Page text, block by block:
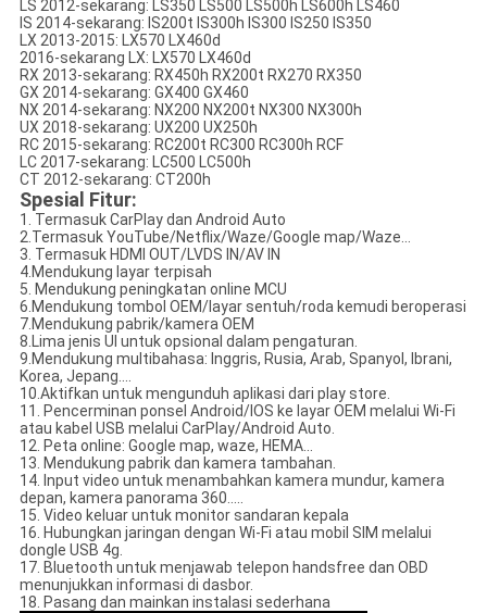
LS 2012-sekarang: LS350 LS500 LS500h LS600h LS460
IS 2014-sekarang: IS200t IS300h IS300 IS250 IS350
LX 2013-2015: LX570 LX460d
2016-sekarang LX: LX570 LX460d
RX 2013-sekarang: RX450h RX200t RX270 RX350
GX 2014-sekarang: GX400 GX460
NX 2014-sekarang: NX200 NX200t NX300 NX300h
UX 2018-sekarang: UX200 UX250h
RC 2015-sekarang: RC200t RC300 RC300h RCF
LC 2017-sekarang: LC500 LC500h
CT 2012-sekarang: CT200h
Spesial Fitur:
1. Termasuk CarPlay dan Android Auto
2.Termasuk YouTube/Netflix/Waze/Google map/Waze...
3. Termasuk HDMI OUT/LVDS IN/AV IN
4.Mendukung layar terpisah
5. Mendukung peningkatan online MCU
6.Mendukung tombol OEM/layar sentuh/roda kemudi beroperasi
7.Mendukung pabrik/kamera OEM
8.Lima jenis UI untuk opsional dalam pengaturan.
9.Mendukung multibahasa: Inggris, Rusia, Arab, Spanyol, Ibrani,
Korea, Jepang....
10.Aktifkan untuk mengunduh aplikasi dari play store.
11. Pencerminan ponsel Android/IOS ke layar OEM melalui Wi-Fi
atau kabel USB melalui CarPlay/Android Auto.
12. Peta online: Google map, waze, HEMA...
13. Mendukung pabrik dan kamera tambahan.
14. Input video untuk menambahkan kamera mundur, kamera
depan, kamera panorama 360.....
15. Video keluar untuk monitor sandaran kepala
16. Hubungkan jaringan dengan Wi-Fi atau mobil SIM melalui
dongle USB 4g.
17. Bluetooth untuk menjawab telepon handsfree dan OBD
menunjukkan informasi di dasbor.
18. Pasang dan mainkan instalasi sederhana